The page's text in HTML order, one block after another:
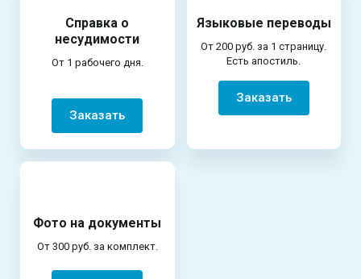
Справка о
несудимости
От 1 рабочего дня.
Заказать
Языковые переводы
От 200 руб. за 1 страницу.
Есть апостиль.
Заказать
Фото на документы
От 300 руб. за комплект.